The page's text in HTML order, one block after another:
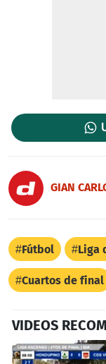
GIAN
Fútbol Liga
Cuartos de final
VIDEOS